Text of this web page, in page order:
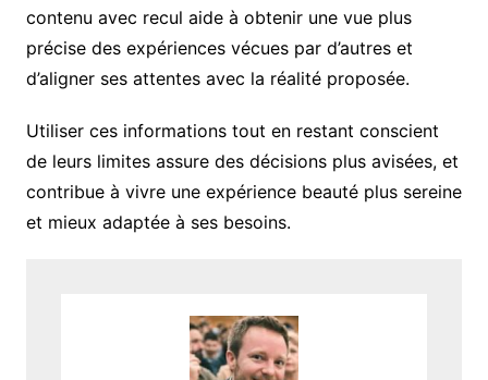
contenu avec recul aide à obtenir une vue plus
précise des expériences vécues par d’autres et
d’aligner ses attentes avec la réalité proposée.
Utiliser ces informations tout en restant conscient
de leurs limites assure des décisions plus avisées, et
contribue à vivre une expérience beauté plus sereine
et mieux adaptée à ses besoins.